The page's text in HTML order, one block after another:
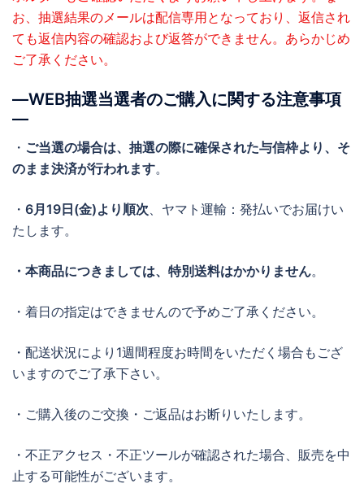
お、抽選結果のメールは配信専用となっており、返信され
ても返信内容の確認および返答ができません。あらかじめ
ご了承ください。
―WEB抽選当選者のご購入に関する注意事項
―
・ ご当選の場合は、抽選の際に確保された与信枠より、そ
のまま決済が行われます。
・ 6月19日(金)より順次、ヤマト運輸：発払いでお届けい
たします。
・本商品につきましては、特別送料はかかりません。
・着日の指定はできませんので予めご了承ください。
・配送状況により1週間程度お時間をいただく場合もござ
いますのでご了承下さい。
・ご購入後のご交換・ご返品はお断りいたします。
・不正アクセス・不正ツールが確認された場合、販売を中
止する可能性がございます。